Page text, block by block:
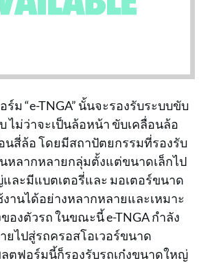
ม “e-TNGA” นั้นจะรองรับระบบขับ
ไม่ว่าจะเป็นล้อหน้า ขับเคลื่อนล้อ
นสี่ล้อ โดยมีสถาปัตยกรรมที่รองรับ
หลากหลายกลุ่มตั้งแต่ขนาดเล็กไป
ละมีแบตเตอรี่และ มอเตอร์ขนาด
งานได้อย่างหลากหลายและเหมาะ
องตัวรถ ในขณะนี้ e-TNGA กำลัง
ยไปสู่รถครอสโอเวอร์ขนาด
ตฟอร์มนี้ก็รองรับรถเก๋งขนาดใหญ่